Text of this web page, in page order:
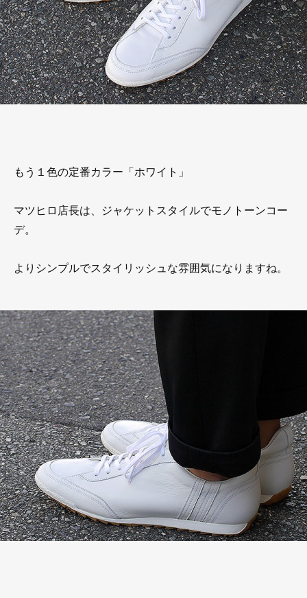
もう１色の定番カラー「ホワイト」
マツヒロ店長は、ジャケットスタイルでモノトーンコー
デ。
よりシンプルでスタイリッシュな雰囲気になりますね。